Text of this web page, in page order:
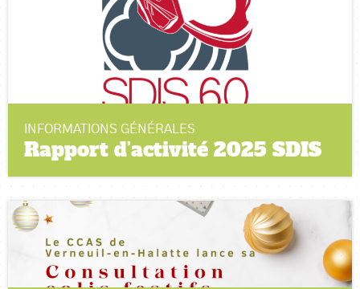
INFORMATIONS GÉNÉRALES
Rapport d’activité 2025 SDIS